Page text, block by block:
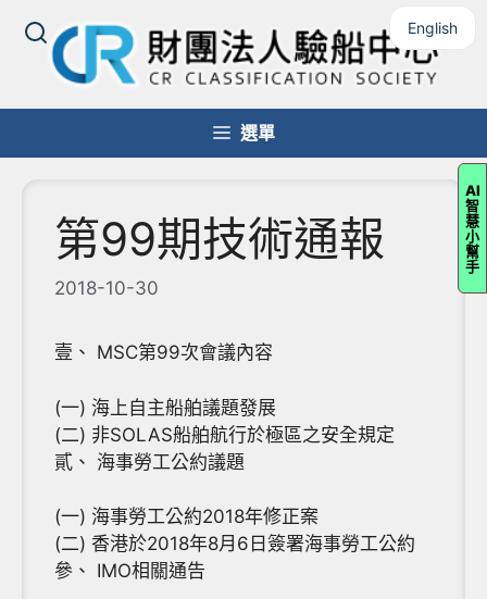
容
English
選單
第99期技術通報
2018-10-30
壹、 MSC第99次會議內容
(一) 海上自主船舶議題發展
(二) 非SOLAS船舶航行於極區之安全規定
貳、 海事勞工公約議題
(一) 海事勞工公約2018年修正案
(二) 香港於2018年8月6日簽署海事勞工公約
參、 IMO相關通告
AI
智
慧
小
幫
手